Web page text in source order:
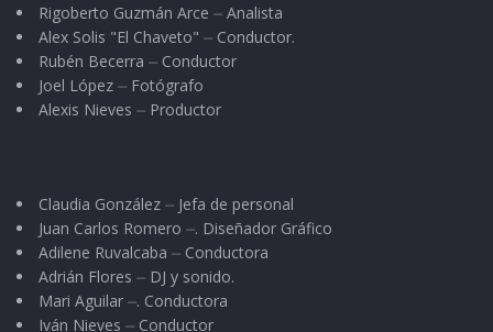
Rigoberto Guzmán Arce ⏤ Analista
Alex Solis "El Chaveto" ⏤ Conductor.
Rubén Becerra ⏤ Conductor
Joel López ⏤ Fotógrafo
Alexis Nieves ⏤ Productor
Claudia González ⏤ Jefa de personal
Juan Carlos Romero ⏤. Diseñador Gráfico
Adilene Ruvalcaba ⏤ Conductora
Adrián Flores ⏤ DJ y sonido.
Mari Aguilar ⏤. Conductora
Iván Nieves ⏤ Conductor